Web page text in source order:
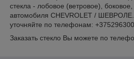
стекла - лобовое (ветровое),
автомобиля CHEVROLET /
уточняйте по телефонам:
Заказать стекло Вы можете по